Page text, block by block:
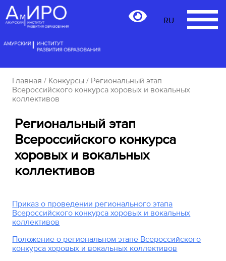
RU
Главная / Конкурсы / Региональный этап
Всероссийского конкурса хоровых и вокальных
коллективов
Региональный этап
Всероссийского конкурса
хоровых и вокальных
коллективов
Приказ о проведении регионального этапа
Всероссийского конкурса хоровых и вокальных
коллективов
Положение o региональном этапе Всероссийского
конкурса хоровых и вокальных коллективов